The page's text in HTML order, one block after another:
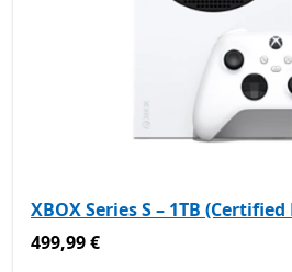
XBOX Series S – 1TB
499,99 €
499,99 €